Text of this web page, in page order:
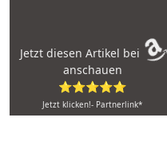
Jetzt diesen Artikel bei
anschauen
⭐⭐⭐⭐⭐
Jetzt klicken!- Partnerlink*